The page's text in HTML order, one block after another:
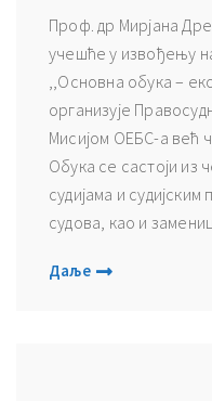
Проф. др Мирјана
учешће у извођењу
,,Основна обука –
организује
Мисијом ОЕБС-а већ
Обука се састоји из
судијама и
судова, као и
Даље